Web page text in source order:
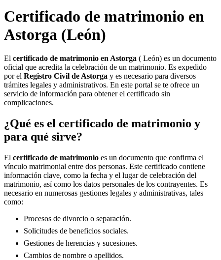
Certificado de matrimonio en
Astorga (León)
El certificado de matrimonio en Astorga ( León) es un documento
oficial que acredita la celebración de un matrimonio. Es expedido
por el Registro Civil de Astorga y es necesario para diversos
trámites legales y administrativos. En este portal se te ofrece un
servicio de información para obtener el certificado sin
complicaciones.
¿Qué es el certificado de matrimonio y
para qué sirve?
El certificado de matrimonio es un documento que confirma el
vínculo matrimonial entre dos personas. Este certificado contiene
información clave, como la fecha y el lugar de celebración del
matrimonio, así como los datos personales de los contrayentes. Es
necesario en numerosas gestiones legales y administrativas, tales
como:
Procesos de divorcio o separación.
Solicitudes de beneficios sociales.
Gestiones de herencias y sucesiones.
Cambios de nombre o apellidos.